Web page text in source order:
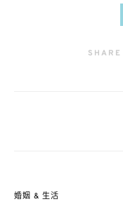
SHARE
婚姻 & 生活